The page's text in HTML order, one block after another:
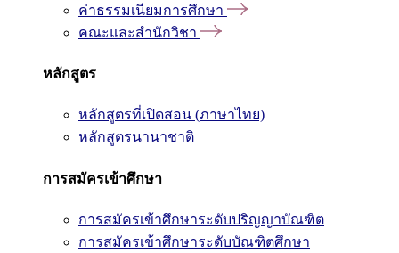
ค่าธรรมเนียมการศึกษา
คณะและสำนักวิชา
หลักสูตร
หลักสูตรที่เปิดสอน (ภาษาไทย)
หลักสูตรนานาชาติ
การสมัครเข้าศึกษา
การสมัครเข้าศึกษาระดับปริญญาบัณฑิต
การสมัครเข้าศึกษาระดับบัณฑิตศึกษา